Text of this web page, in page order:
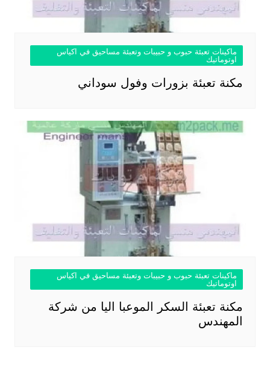
ماكينات تعبئة حبوب و حبيبات وتعبئة مساحيق في اكياس
اوتوماتيك
مكنة تعبئة بزورات وفول سوداني
ماكينات تعبئة حبوب و حبيبات وتعبئة مساحيق في اكياس
اوتوماتيك
مكنة تعبئة السكر الموعبا اليا من شركة
المهندس